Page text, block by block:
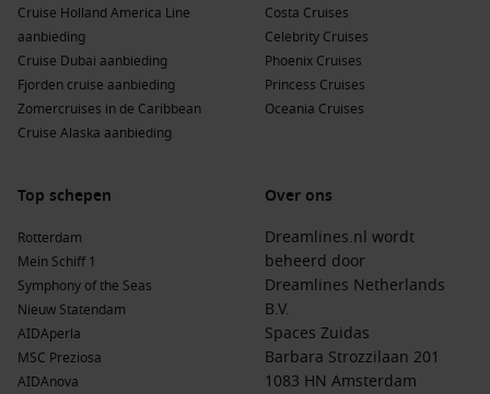
Cruise Holland America Line
aanbieding
Cruise Dubai aanbieding
Fjorden cruise aanbieding
Zomercruises in de Caribbean
Cruise Alaska aanbieding
Costa Cruises
Celebrity Cruises
Phoenix Cruises
Princess Cruises
Oceania Cruises
Top schepen
Rotterdam
Mein Schiff 1
Symphony of the Seas
Nieuw Statendam
AIDAperla
MSC Preziosa
AIDAnova
Over ons
Dreamlines.nl wordt
beheerd door
Dreamlines Netherlands
B.V.
Spaces Zuidas
Barbara Strozzilaan 201
1083 HN Amsterdam